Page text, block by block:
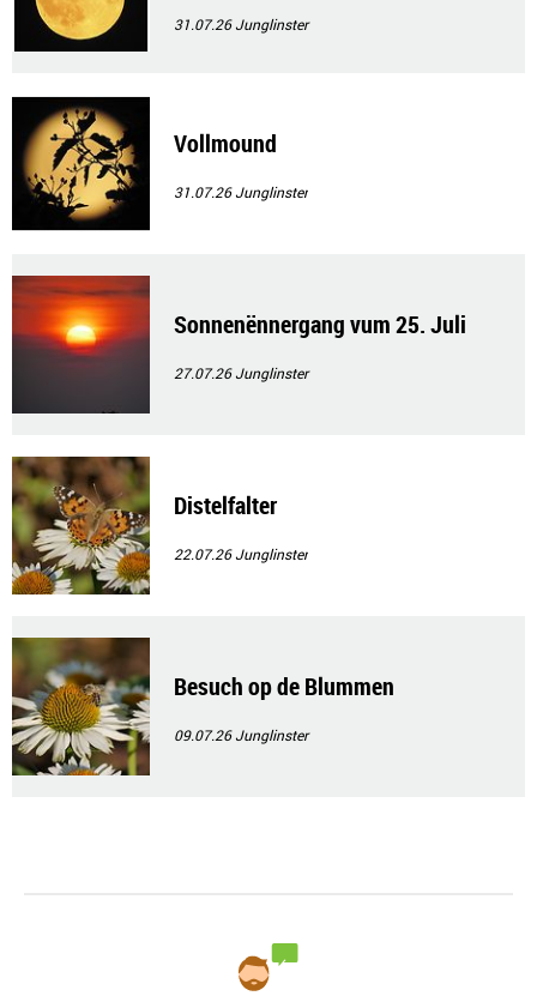
31.07.26Junglinster
Vollmound
31.07.26Junglinster
Sonnenënnergang vum 25. Juli
27.07.26Junglinster
Distelfalter
22.07.26Junglinster
Besuch op de Blummen
09.07.26Junglinster